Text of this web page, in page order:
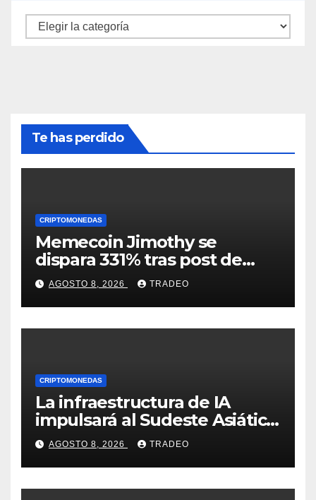
Categorías
Te has perdido
CRIPTOMONEDAS
Memecoin Jimothy se
dispara 331% tras post de
Elon Musk sobre un
mapache
AGOSTO 8, 2026 TRADEO
CRIPTOMONEDAS
La infraestructura de IA
impulsará al Sudeste Asiático,
destaca United Overseas
Bank
AGOSTO 8, 2026 TRADEO